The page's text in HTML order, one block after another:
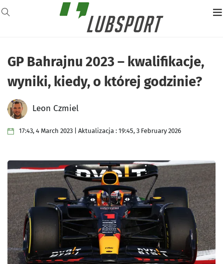
GP Bahrajnu 2023 – kwalifikacje,
wyniki, kiedy, o której godzinie?
Leon Czmiel
17:43, 4 March 2023 | Aktualizacja : 19:45, 3 February 2026